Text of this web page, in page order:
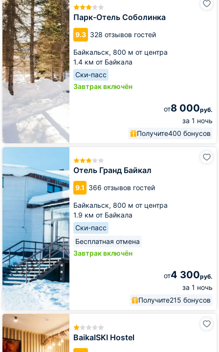
Парк-Отель Соболинка
9.3 328 отзывов гостей
Байкальск, 800 м от центра
1.4 км от Байкала
Ски-пасс
Завтрак включён
от8 000руб.
за 1 ночь
Получите400 бонусов
Отель
Соболинка
Отель Гранд Байкал
9.1 366 отзывов гостей
Байкальск, 800 м от центра
1.9 км от Байкала
Ски-пасс
Бесплатная отмена
Завтрак включён
от4 300руб.
за 1 ночь
Получите215 бонусов
Отель
Байкал
BaikalSKI Hostel
BaikalSKI
Hostel